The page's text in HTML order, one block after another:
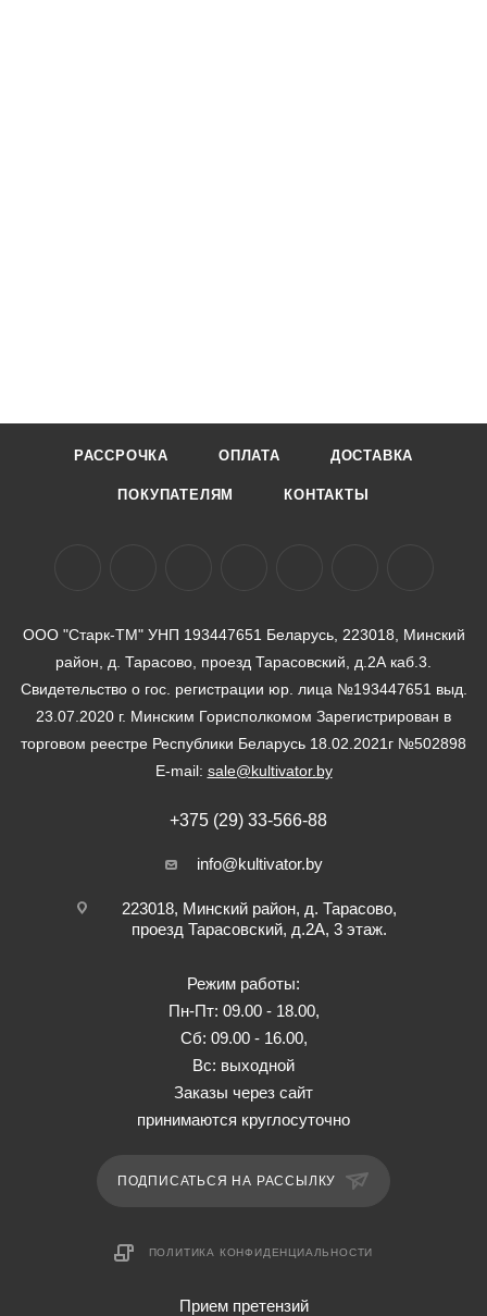
РАССРОЧКА ОПЛАТА ДОСТАВКА
ПОКУПАТЕЛЯМ КОНТАКТЫ
ООО "Старк-ТМ" УНП 193447651 Беларусь, 223018, Минский
район, д. Тарасово, проезд Тарасовский, д.2А каб.3.
Свидетельство о гос. регистрации юр. лица №193447651 выд.
23.07.2020 г. Минским Горисполкомом Зарегистрирован в
торговом реестре Республики Беларусь 18.02.2021г №502898
E-mail: sale@kultivator.by
+375 (29) 33-566-88
info@kultivator.by
223018, Минский район, д. Тарасово,
проезд Тарасовский, д.2А, 3 этаж.
Режим работы:
Пн-Пт: 09.00 - 18.00,
Сб: 09.00 - 16.00,
Вс: выходной
Заказы через сайт
принимаются круглосуточно
ПОДПИСАТЬСЯ НА РАССЫЛКУ
ПОЛИТИКА КОНФИДЕНЦИАЛЬНОСТИ
Прием претензий